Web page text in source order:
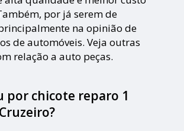
por já serem de
na opinião de
de automóveis. Veja outras
relação a auto peças.
por chicote reparo 1